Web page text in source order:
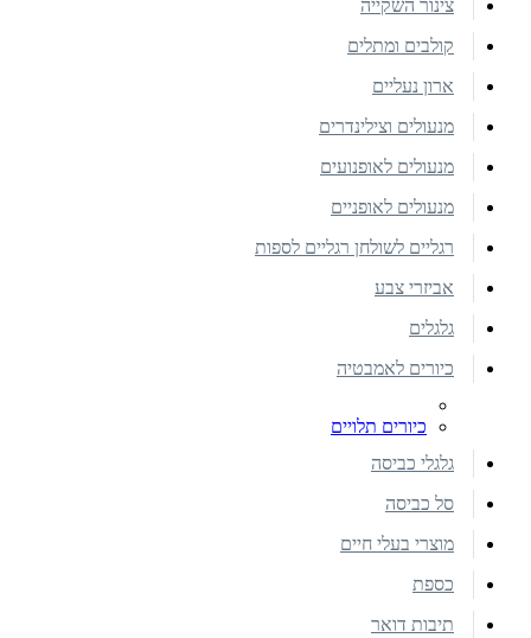
צינור השקייה
קולבים ומתלים
ארון נעליים
מנעולים וצילינדרים
מנעולים לאופנועים
מנעולים לאופניים
רגליים לשולחן רגליים לספות
אביזרי צבע
גלגלים
כיורים לאמבטיה
כיורים תלויים
גלגלי כביסה
סל כביסה
מוצרי בעלי חיים
כספת
תיבות דואר